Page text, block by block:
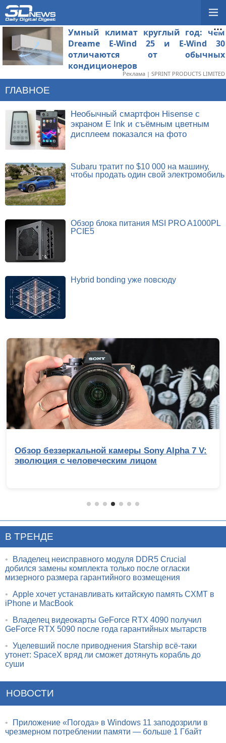
Умный климат круглый год: чем
Dreame E-Wind 25 и E-Wind 30
отличаются от обычных
кондиционеров
Реклама | SPRINT PRODUCTS LIMITED
ГЛАВНОЕ
Необычный смартфон Hisense с
экраном E Ink и съёмным цветным
дисплеем показался на фото
Subaru тратит по $10 000 на машину,
чтобы продать один свой электромобиль
Обзор блока питания MSI PRO A1000PL
PCIE5
Hybrid bonding уже повсюду
Обзор беззеркальной камеры Sony Alpha 7 V:
эволюция с человеческим лицом
В ТРЕНДЕ
•
Владелец неисправного модуля DDR5 Crucial
добился замены комплекта только после огласки
мизерного размера гарантийного возмещения
• Apple хочет устанавливать китайскую память CXMT в
iPhone и MacBook
•
Владелец видеокарты GeForce RTX 4090 получил
GeForce RTX 5090 после года гарантийных мытарств
• Уцелевший после приводнения Starship всё-таки
утонет: SpaceX вряд ли сможет дотянуть корабль до
суши
НОВОСТИ
•
Приложение «Погода» в Windows 11 заподозрили в
чрезмерном потреблении памяти — больше 1 Гбайт